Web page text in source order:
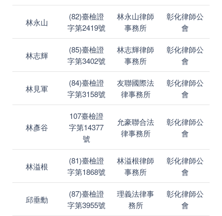
林永山
(82)臺檢證
字第2419號
林永山律師
事務所
彰化律師公
會
林志輝
(85)臺檢證
字第3402號
林志輝律師
事務所
彰化律師公
會
林見軍
(84)臺檢證
字第3158號
友聯國際法
律事務所
彰化律師公
會
林彥谷
107臺檢證
字第14377
號
允豪聯合法
律事務所
彰化律師公
會
林溢根
(81)臺檢證
字第1868號
林溢根律師
事務所
彰化律師公
會
邱垂勳
(87)臺檢證
字第3955號
理義法律事
務所
彰化律師公
會